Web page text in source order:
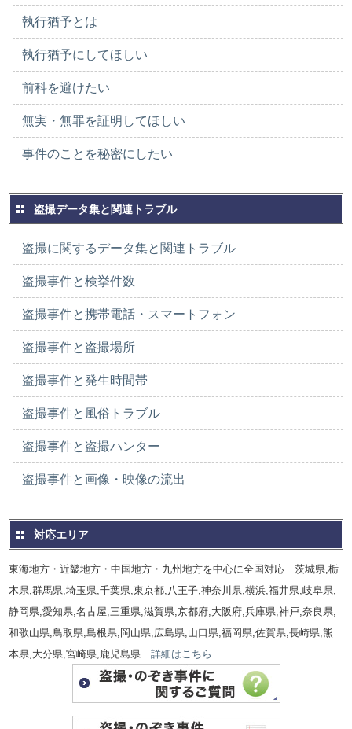
執行猶予とは
執行猶予にしてほしい
前科を避けたい
無実・無罪を証明してほしい
事件のことを秘密にしたい
盗撮データ集と関連トラブル
盗撮に関するデータ集と関連トラブル
盗撮事件と検挙件数
盗撮事件と携帯電話・スマートフォン
盗撮事件と盗撮場所
盗撮事件と発生時間帯
盗撮事件と風俗トラブル
盗撮事件と盗撮ハンター
盗撮事件と画像・映像の流出
対応エリア
東海地方・近畿地方・中国地方・九州地方を中心に全国対応 茨城県,栃
木県,群馬県,埼玉県,千葉県,東京都,八王子,神奈川県,横浜,福井県,岐阜県,
静岡県,愛知県,名古屋,三重県,滋賀県,京都府,大阪府,兵庫県,神戸,奈良県,
和歌山県,鳥取県,島根県,岡山県,広島県,山口県,福岡県,佐賀県,長崎県,熊
本県,大分県,宮崎県,鹿児島県詳細はこちら